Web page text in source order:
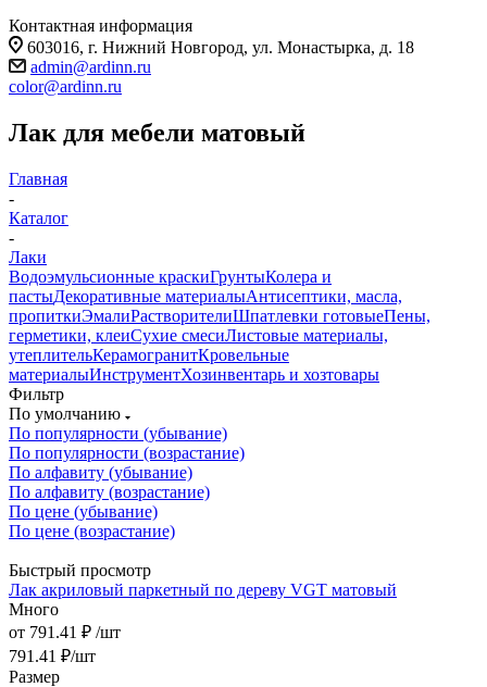
Контактная информация
603016, г. Нижний Новгород, ул. Монастырка, д. 18
admin@ardinn.ru
color@ardinn.ru
Лак для мебели матовый
Главная
-
Каталог
-
Лаки
Водоэмульсионные краскиГрунтыКолера и
пастыДекоративные материалыАнтисептики, масла,
пропиткиЭмалиРастворителиШпатлевки готовыеПены,
герметики, клеиСухие смесиЛистовые материалы,
утеплительКерамогранитКровельные
материалыИнструментХозинвентарь и хозтовары
Фильтр
По умолчанию
По популярности (убывание)
По популярности (возрастание)
По алфавиту (убывание)
По алфавиту (возрастание)
По цене (убывание)
По цене (возрастание)
Быстрый просмотр
Лак акриловый паркетный по дереву VGT матовый
Много
от 791.41 ₽ /шт
791.41 ₽/шт
Размер